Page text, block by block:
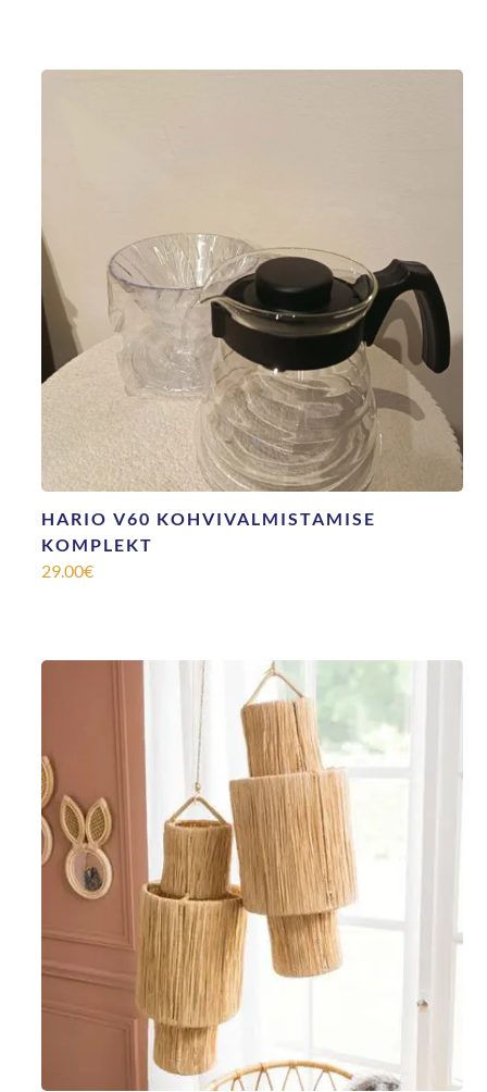
HARIO V60 KOHVIVALMISTAMISE
KOMPLEKT
29.00€